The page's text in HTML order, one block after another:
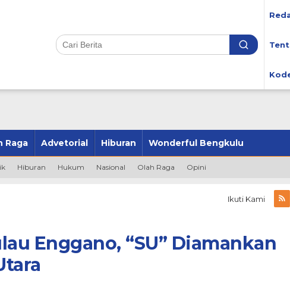
Raga Advetorial Hiburan Wonderful Bengkulu
Hiburan Hukum Nasional Olah Raga Opini
Ikuti Kami
Enggano, “SU” Diamankan